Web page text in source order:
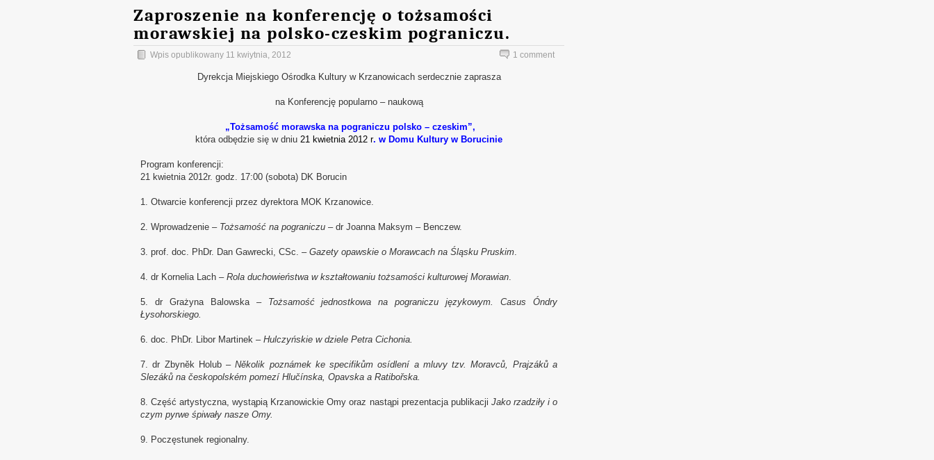
Zaproszenie na konferencję o tożsamości
morawskiej na polsko-czeskim pograniczu.
Wpis opublikowany 11 kwiytnia, 2012 1 comment
Dyrekcja Miejskiego Ośrodka Kultury w Krzanowicach serdecznie zaprasza
na Konferencję popularno – naukową
„Tożsamość morawska na pograniczu polsko – czeskim”,
która odbędzie się w dniu 21 kwietnia 2012 r. w Domu Kultury w Borucinie
Program konferencji:
21 kwietnia 2012r. godz. 17:00 (sobota) DK Borucin
1. Otwarcie konferencji przez dyrektora MOK Krzanowice.
2. Wprowadzenie – Tożsamość na pograniczu – dr Joanna Maksym – Benczew.
3. prof. doc. PhDr. Dan Gawrecki, CSc. – Gazety opawskie o Morawcach na Śląsku Pruskim
4. dr Kornelia Lach – Rola duchowieństwa w kształtowaniu tożsamości kulturowej Morawian
5. dr Grażyna Balowska – Tożsamość jednostkowa na pograniczu językowym. Casus Óndry
Łysohorskiego.
6. doc. PhDr. Libor Martinek – Hulczyńskie w dziele Petra Cichonia.
7. dr Zbyněk Holub –Několik poznámek ke specifikům osídlení a mluvy tzv. Moravců, Prajzáků a
Slezáků na českopolském pomezí Hlučínska, Opavska a Ratibořska.
8. Część artystyczna, wystąpią Krzanowickie Omy oraz nastąpi prezentacja publikacji Jako rzadziły i o
czym pyrwe śpiwały nasze Omy.
9. Poczęstunek regionalny.